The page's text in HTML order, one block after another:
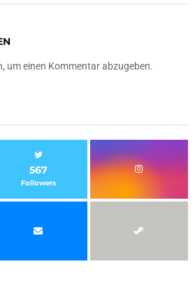
um einen Kommentar abzugeben.
567
Followers